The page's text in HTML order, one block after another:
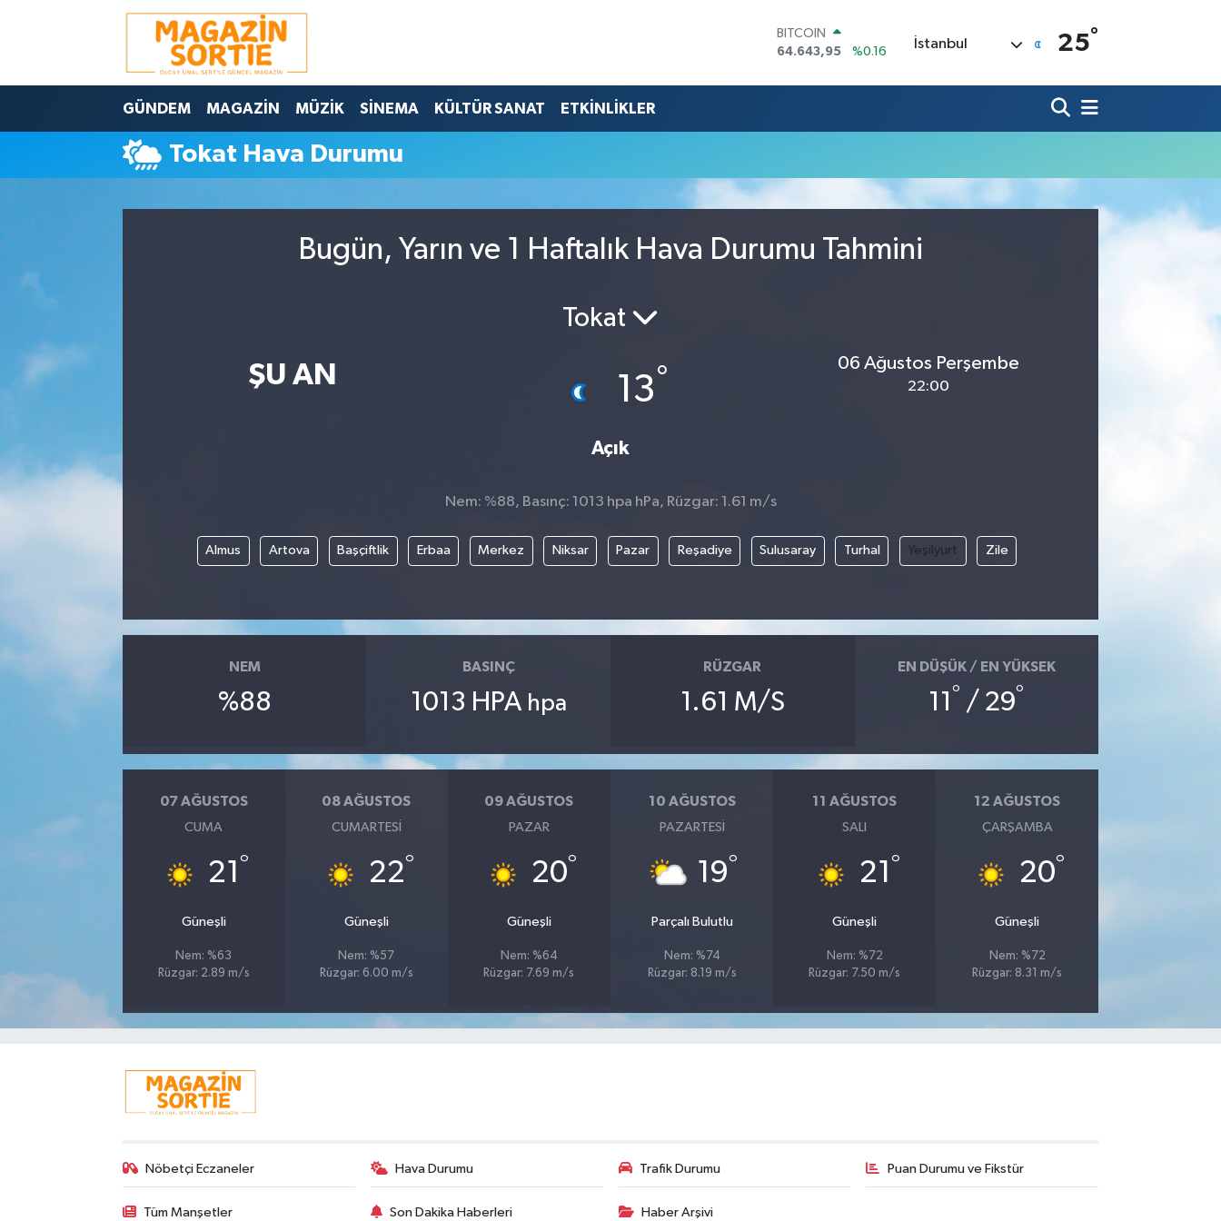
BITCOIN
64.643,95
%0.16
47,6006
%0.06
GRAM ALTIN
İstanbul 25°
GÜNDEM MAGAZİN MÜZİK SİNEMA KÜLTÜR SANAT ETKİNLİKLER
Tokat Hava Durumu
Bugün, Yarın ve 1 Haftalık Hava Durumu Tahmini
ŞU AN
Tokat
13°
Açık
06 Ağustos Perşembe
22:00
Nem: %88, Basınç: 1013 hpa hPa, Rüzgar: 1.61 m/s
Almus Artova Başçiftlik Erbaa Merkez Niksar Pazar Reşadiye Sulusaray Turhal Yeşilyurt Zile
NEM
%88
BASINÇ
1013 HPA hpa
RÜZGAR
1.61 M/S
EN DÜŞÜK / EN YÜKSEK
11 ° / 29°
07 AĞUSTOS
CUMA
21 °
Güneşli
Nem: %63
Rüzgar: 2.89 m/s
08 AĞUSTOS
CUMARTESI
22°
Güneşli
Nem: %57
Rüzgar: 6.00 m/s
09 AĞUSTOS
PAZAR
20°
Güneşli
Nem: %64
Rüzgar: 7.69 m/s
10 AĞUSTOS
PAZARTESI
19°
Parçalı Bulutlu
Nem: %74
Rüzgar: 8.19 m/s
11 AĞUSTOS
SALI
21 °
Güneşli
Nem: %72
Rüzgar: 7.50 m/s
12 AĞUSTOS
ÇARŞAMBA
20°
Güneşli
Nem: %72
Rüzgar: 8.31 m/s
Nöbetçi Eczaneler Hava Durumu Trafik Durumu Puan Durumu ve Fikstür
Tüm Manşetler Son Dakika Haberleri Haber Arşivi
Nöbetçi Eczaneler
Hava Durumu
Trafik Durumu
Süper Lig Puan Durumu ve Fikstür
Haber Arşivi